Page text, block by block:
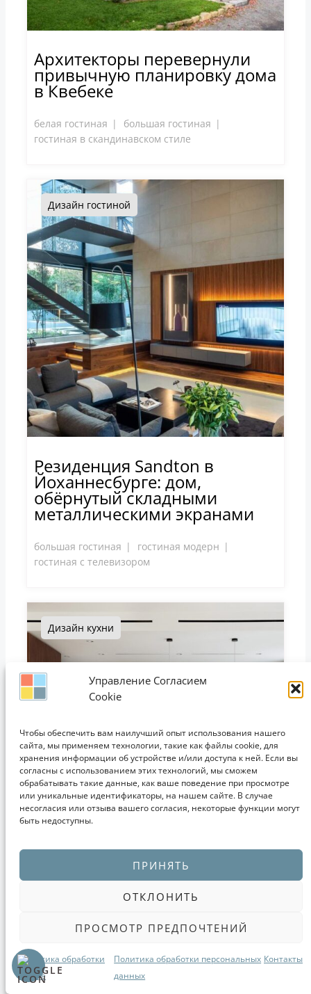
Управление Согласием
Cookie
Чтобы обеспечить вам наилучший опыт использования нашего
сайта, мы применяем технологии, такие как файлы cookie, для
хранения информации об устройстве и/или доступа к ней. Если вы
согласны с использованием этих технологий, мы сможем
обрабатывать такие данные, как ваше поведение при просмотре
или уникальные идентификаторы, на нашем сайте. В случае
несогласия или отзыва вашего согласия, некоторые функции могут
быть недоступны.
ПРИНЯТЬ
ОТКЛОНИТЬ
ПРОСМОТР ПРЕДПОЧТЕНИЙ
Политика обработки
Cookie
Политика обработки персональных
данных
Контакты
Архитекторы перевернули
привычную планировку дома
в Квебеке
белая гостиная
большая гостиная
гостиная в скандинавском стиле
Дизайн гостиной
Резиденция Sandton в
Йоханнесбурге: дом,
обёрнутый складными
металлическими экранами
большая гостиная
гостиная модерн
гостиная с телевизором
Дизайн кухни
Кухня в бруклинском
кондоминиуме
кухня с барной стойкой
кухня с белыми фасадами